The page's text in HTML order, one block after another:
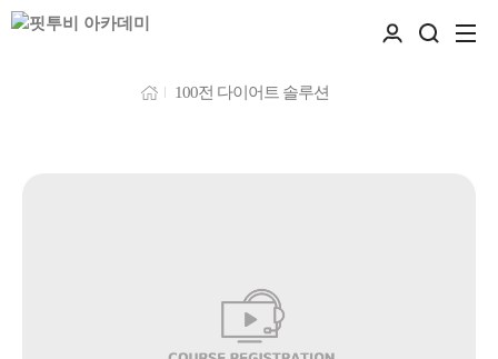
100전 다이어트 솔루션